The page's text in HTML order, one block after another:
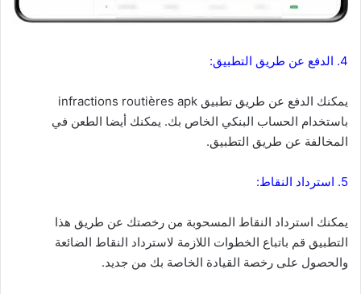
4. الدفع عن طريق التطبيق:
يمكنك الدفع عن طريق تطبيق infractions routières apk
باستخدام الحساب البنكي الخاص بك. يمكنك أيضا الطعن في
المخالفة عن طريق التطبيق.
5. استرداد النقاط:
يمكنك استرداد النقاط المسحوبة من رخصتك عن طريق هذا
التطبيق قم باتباع الخطوات اللازمة لاسترداد النقاط الضائعة
والحصول على رخصة القيادة الخاصة بك من جديد.